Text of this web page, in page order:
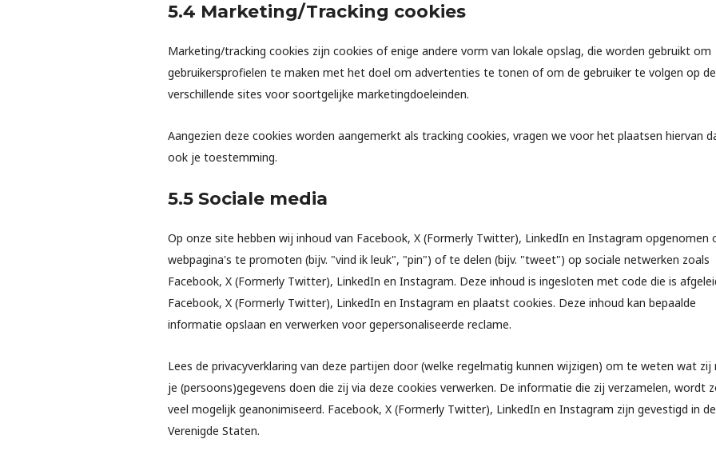
5.4 Marketing/Tracking cookies
Marketing/tracking cookies zijn cookies of enige andere vorm van lokale opslag, die worden gebruikt om
gebruikersprofielen te maken met het doel om advertenties te tonen of om de gebruiker te volgen op
verschillende sites voor soortgelijke marketingdoeleinden.
Aangezien deze cookies worden aangemerkt als tracking cookies, vragen we voor het plaatsen hiervan
ook je toestemming.
5.5 Sociale media
Op onze site hebben wij inhoud van Facebook, X (Formerly Twitter), LinkedIn en Instagram opgenomen
webpagina's te promoten (bijv. "vind ik leuk", "pin") of te delen (bijv. "tweet") op sociale netwerken zoals
Facebook, X (Formerly Twitter), LinkedIn en Instagram. Deze inhoud is ingesloten met code die is
Facebook, X (Formerly Twitter), LinkedIn en Instagram en plaatst cookies. Deze inhoud kan bepaalde
informatie opslaan en verwerken voor gepersonaliseerde reclame.
Lees de privacyverklaring van deze partijen door (welke regelmatig kunnen wijzigen) om te weten wat zij
je (persoons)gegevens doen die zij via deze cookies verwerken. De informatie die zij verzamelen, wordt
veel mogelijk geanonimiseerd. Facebook, X (Formerly Twitter), LinkedIn en Instagram zijn gevestigd in de
Verenigde Staten.